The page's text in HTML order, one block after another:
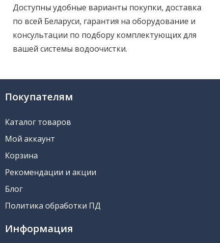
Доступны удобные варианты покупки, доставка
по всей Беларуси, гарантия на оборудование и
консультации по подбору комплектующих для
вашей системы водоочистки.
Покупателям
Каталог товаров
Мой аккаунт
Корзина
Рекомендации и акции
Блог
Политика обработки ПД
Информация